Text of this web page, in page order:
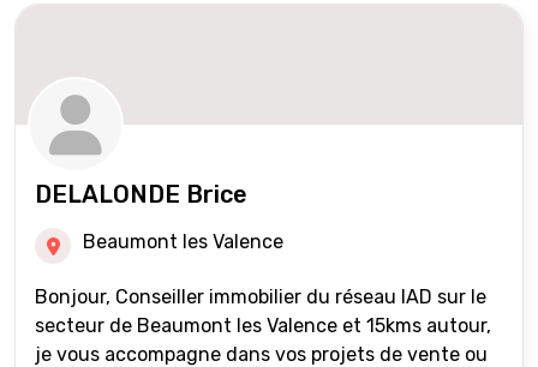
DELALONDE Brice
Beaumont les Valence
Bonjour, Conseiller immobilier du réseau IAD sur le
secteur de Beaumont les Valence et 15kms autour,
je vous accompagne dans vos projets de vente ou